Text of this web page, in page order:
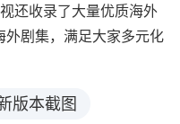
还收录了大量优质海外
剧集，满足大家多元化
版本截图